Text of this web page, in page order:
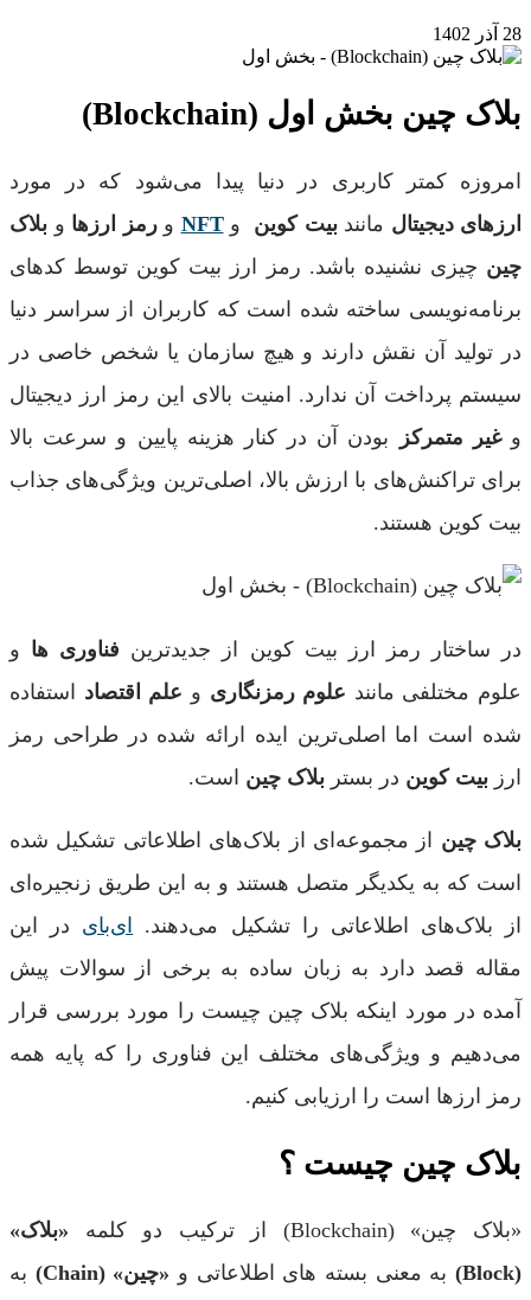
28 آذر 1402
بلاک چین بخش اول (Blockchain)
امروزه کمتر کاربری در دنیا پیدا می‌شود که در مورد
ارزهای دیجیتال مانندبیت کوین وNFT ورمز ارزها و بلاک
چین چیزی نشنیده باشد. رمز ارز بیت کوین توسط کدهای
برنامه‌نویسی ساخته شده است که کاربران از سراسر دنیا
در تولید آن نقش دارند و هیچ سازمان یا شخص خاصی در
سیستم پرداخت آن ندارد. امنیت بالای این رمز ارز دیجیتال
وغیر متمرکز
بودن آن در کنار هزینه پایین و سرعت بالا
برای تراکنش‌های با ارزش بالا، اصلی‌ترین ویژگی‌های جذاب
بیت کوین هستند.
در ساختار رمز ارز بیت کوین از جدیدترین فناوری ها و
علوم مختلفی مانند علوم رمزنگاری و علم اقتصاد استفاده
شده است اما اصلی‌ترین ایده ارائه شده در طراحی رمز
ارز بیت کوین در بستر بلاک چین است.
بلاک چین از مجموعه‌ای از بلاک‌های اطلاعاتی تشکیل شده
است که به یکدیگر متصل هستند و به این طریق زنجیره‌ای
از بلاک‌های اطلاعاتی را تشکیل می‌دهند.
ای‌بای در این
مقاله قصد دارد به زبان ساده به برخی از سوالات پیش
آمده در مورد اینکه بلاک چین چیست را مورد بررسی قرار
می‌دهیم و ویژگی‌های مختلف این فناوری را که پایه همه
رمز ارزها است را ارزیابی کنیم.
بلاک چین چیست ؟
«بلاک چین» (Blockchain) از ترکیب دو کلمه
«بلاک»
(Block)
به معنی بسته های اطلاعاتی و «چین» (Chain) به